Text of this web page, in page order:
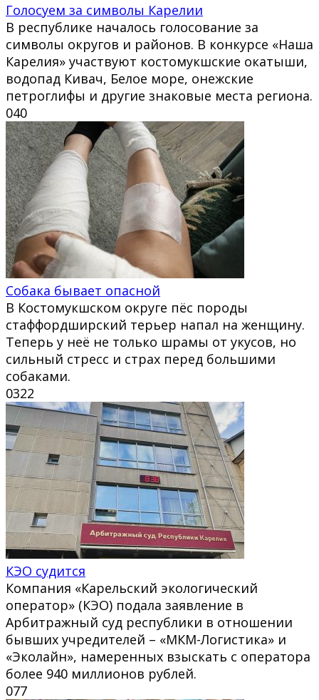
Голосуем за символы Карелии
В республике началось голосование за
символы округов и районов. В конкурсе «Наша
Карелия» участвуют костомукшские окатыши,
водопад Кивач, Белое море, онежские
петроглифы и другие знаковые места региона.
040
Собака бывает опасной
В Костомукшском округе пёс породы
стаффордширский терьер напал на женщину.
Теперь у неё не только шрамы от укусов, но
сильный стресс и страх перед большими
собаками.
0322
КЭО судится
Компания «Карельский экологический
оператор» (КЭО) подала заявление в
Арбитражный суд республики в отношении
бывших учредителей – «МКМ-Логистика» и
«Эколайн», намеренных взыскать с оператора
более 940 миллионов рублей.
077